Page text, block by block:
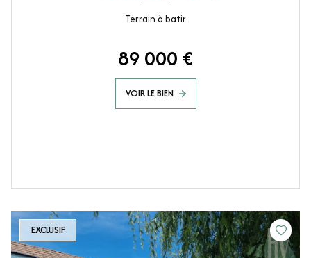
Terrain à batir
89 000 €
VOIR LE BIEN
EXCLUSIF